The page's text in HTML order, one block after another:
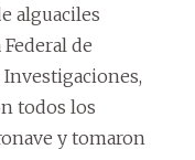
alguaciles
de
todos los
y tomaron